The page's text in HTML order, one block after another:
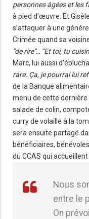
personnes âgées et les
à pied d’œuvre. Et
s’attaquer à une
Crimée quand sa
"de rire"… "Et toi, tu
Marc, lui aussi
rare. Ça, je pourrai lui
de la Banque
menu de cette dernière
salade de colin,
curry de volaille à la
sera ensuite partagé
bénéficiaires,
du CCAS qui
Nous
entre le
On